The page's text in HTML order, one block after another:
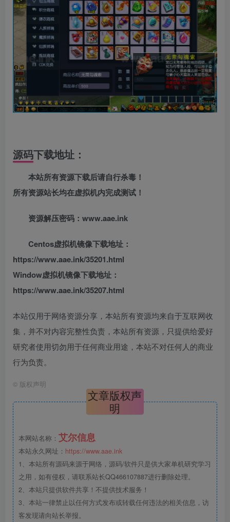
源码下载地址：
本站所有资源下载后请自行杀毒！
所有资源站长均在虚拟机内完成测试！
资源解压密码：www.aae.ink
Centos虚拟机镜像下载地址：
https://www.aae.ink/35201.html
Window虚拟机镜像下载地址：
https://www.aae.ink/35207.html
本站仅用于网络资源分享，本站所有资源均来自于互联网收
集，并不对内容完整性负责，本站所有资源，只提供给爱好
研究者使用切勿用于任何商业用途，本站不对任何人的商业
行为负责。
© 版权声明
文章版权声
明
本网站名称： 艾尔信息
本站永久网址： https://www.aae.ink
1、本站所有源码来源于网络，源码/软件只是供大家单机研究学习
之用，如有侵权，请联系站长QQ466107887进行删除处理。
2、本站只提供软件共享！不提供技术服务！
3、本站一律禁止以任何方式发布或转载任何违法的相关信息，访
客发现请向站长举报。